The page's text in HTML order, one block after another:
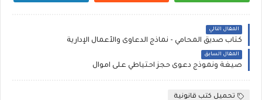
المقال التالي
كتاب صديق المحامي - نماذج الدعاوى والأعمال الإدارية
المقال السابق
صيغة ونموذج دعوى حجز احتياطي على اموال
تحميل كتب قانونية